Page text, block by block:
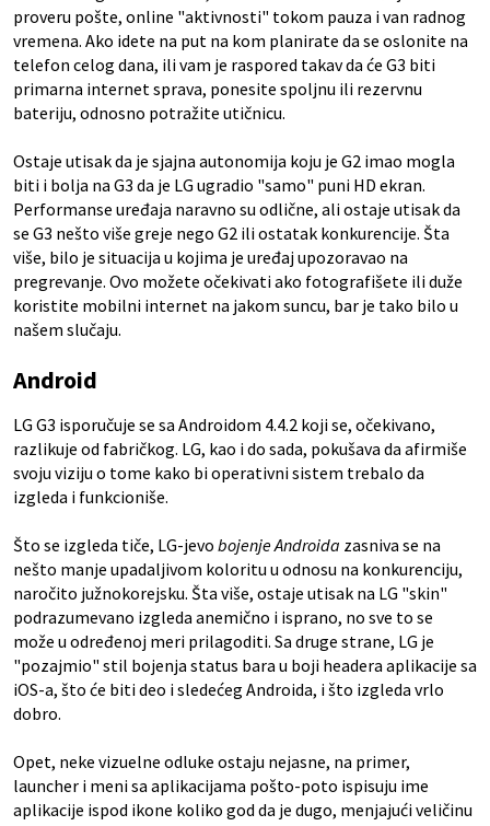
proveru pošte, online "aktivnosti" tokom pauza i van radnog
vremena. Ako idete na put na kom planirate da se oslonite na
telefon celog dana, ili vam je raspored takav da će G3 biti
primarna internet sprava, ponesite spoljnu ili rezervnu
bateriju, odnosno potražite utičnicu.
Ostaje utisak da je sjajna autonomija koju je G2 imao mogla
biti i bolja na G3 da je LG ugradio "samo" puni HD ekran.
Performanse uređaja naravno su odlične, ali ostaje utisak da
se G3 nešto više greje nego G2 ili ostatak konkurencije. Šta
više, bilo je situacija u kojima je uređaj upozoravao na
pregrevanje. Ovo možete očekivati ako fotografišete ili duže
koristite mobilni internet na jakom suncu, bar je tako bilo u
našem slučaju.
Android
LG G3 isporučuje se sa Androidom 4.4.2 koji se, očekivano,
razlikuje od fabričkog. LG, kao i do sada, pokušava da afirmiše
svoju viziju o tome kako bi operativni sistem trebalo da
izgleda i funkcioniše.
Što se izgleda tiče, LG-jevo bojenje Androida zasniva se na
nešto manje upadaljivom koloritu u odnosu na konkurenciju,
naročito južnokorejsku. Šta više, ostaje utisak na LG "skin"
podrazumevano izgleda anemično i isprano, no sve to se
može u određenoj meri prilagoditi. Sa druge strane, LG je
"pozajmio" stil bojenja status bara u boji headera aplikacije sa
iOS-a, što će biti deo i sledećeg Androida, i što izgleda vrlo
dobro.
Opet, neke vizuelne odluke ostaju nejasne, na primer,
launcher i meni sa aplikacijama pošto-poto ispisuju ime
aplikacije ispod ikone koliko god da je dugo, menjajući veličinu